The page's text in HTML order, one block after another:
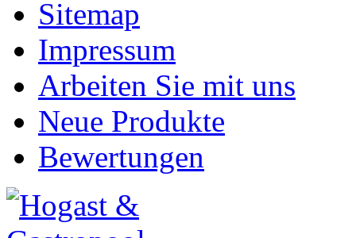
Sitemap
Impressum
Arbeiten Sie mit uns
Neue Produkte
Bewertungen